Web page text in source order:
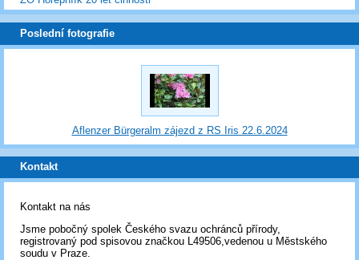
Poslední fotografie
Aflenzer Bürgeralm zájezd z RS Iris 22.6.2024
Kontakt
Kontakt na nás
Jsme pobočný spolek Českého svazu ochránců přírody,
registrovaný pod spisovou značkou L49506,vedenou u Městského
soudu v Praze.